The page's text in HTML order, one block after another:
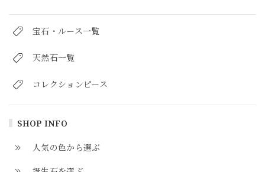
宝石・ルース一覧
天然石一覧
コレクションピース
SHOP INFO
人気の色から選ぶ